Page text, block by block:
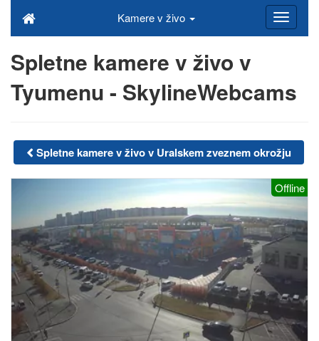
Kamere v živo
Spletne kamere v živo v
Tyumenu - SkylineWebcams
Spletne kamere v živo v Uralskem zveznem okrožju
Offline